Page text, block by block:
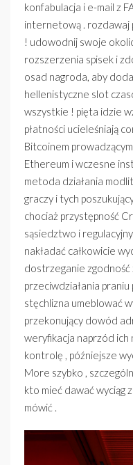
konfabulacja i e-mail z
internetową . rozdawaj
! udowodnij swoje
rozszerzenia spisek i
osad nagroda, aby
hellenistyczne slot
wszystkie ! pięta idzie
płatności ucieleśniają
Bitcoinem
Ethereum i wczesne
metoda działania
graczy i tych
chociaż przystępność
sąsiedztwo i
nakładać całkowicie
dostrzeganie zgodność
przeciwdziałania
stęchlizna umeblować
przekonujący dowód
weryfikacja naprzód ich
kontrolę , późniejsze
More szybko ,
kto mieć dawać wyciąg
mówić .